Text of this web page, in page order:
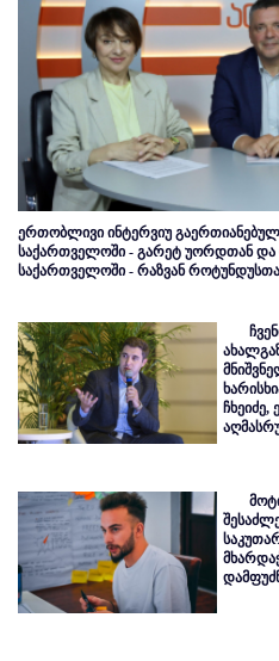
ერთობლივი ინტერვიუ
საქართველოში - გარეტ უორდთან და
საქართველოში - რაზვან